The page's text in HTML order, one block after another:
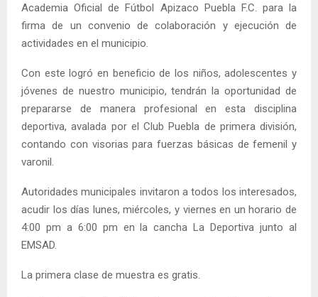
Academia Oficial de Fútbol Apizaco Puebla F.C. para la
firma de un convenio de colaboración y ejecución de
actividades en el municipio.
Con este logró en beneficio de los niños, adolescentes y
jóvenes de nuestro municipio, tendrán la oportunidad de
prepararse de manera profesional en esta disciplina
deportiva, avalada por el Club Puebla de primera división,
contando con visorias para fuerzas básicas de femenil y
varonil.
Autoridades municipales invitaron a todos los interesados,
acudir los días lunes, miércoles, y viernes en un horario de
4:00 pm a 6:00 pm en la cancha La Deportiva junto al
EMSAD.
La primera clase de muestra es gratis.